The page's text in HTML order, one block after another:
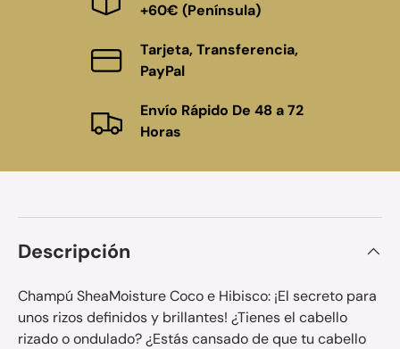
+60€ (Península)
Tarjeta, Transferencia,
PayPal
Envío Rápido De 48 a 72
Horas
Descripción
Champú SheaMoisture Coco e Hibisco: ¡El secreto para
unos rizos definidos y brillantes! ¿Tienes el cabello
rizado o ondulado? ¿Estás cansado de que tu cabello